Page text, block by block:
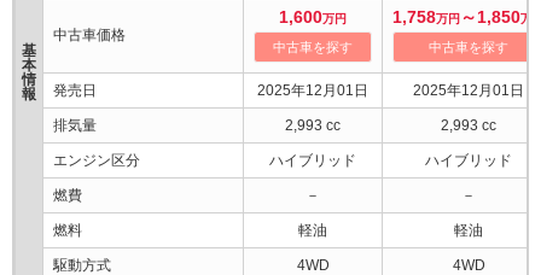
基
本
情
報
中古車価格
1,600万円
中古車を探す
1,758万円 ～1,850万
中古車を探す
発売日 2025年12月01日 2025年12月01日
排気量 2,993 cc 2,993 cc
エンジン区分 ハイブリッド ハイブリッド
燃費 － －
燃料 軽油 軽油
駆動方式 4WD 4WD